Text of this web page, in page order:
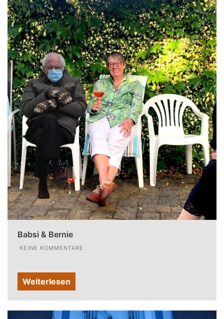
Babsi & Bernie
KEINE KOMMENTARE
Weiterlesen